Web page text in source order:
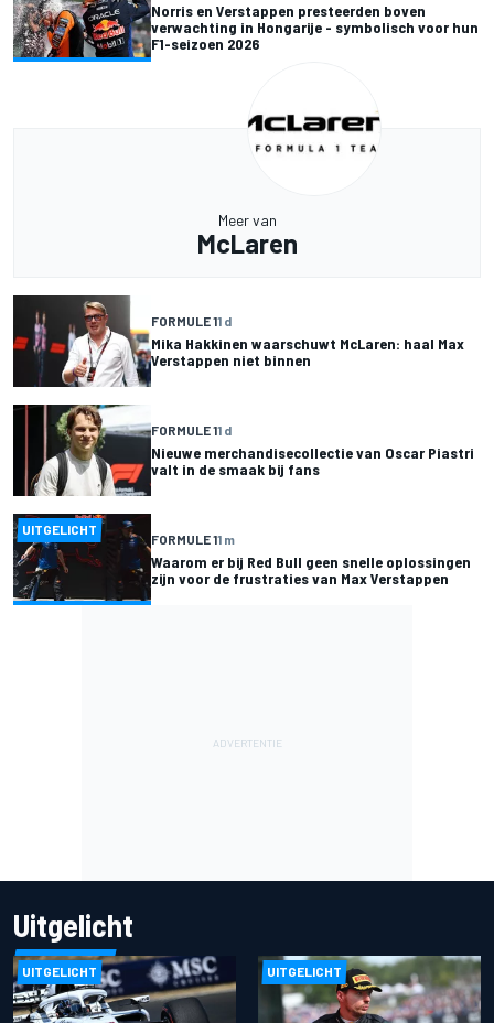
Norris en Verstappen presteerden boven
verwachting in Hongarije - symbolisch voor hun
F1-seizoen 2026
Meer van
McLaren
FORMULE 11 d
Mika Hakkinen waarschuwt McLaren: haal Max
Verstappen niet binnen
FORMULE 11 d
Nieuwe merchandisecollectie van Oscar Piastri
valt in de smaak bij fans
UITGELICHT
FORMULE 11 m
Waarom er bij Red Bull geen snelle oplossingen
zijn voor de frustraties van Max Verstappen
Uitgelicht
UITGELICHT UITGELICHT